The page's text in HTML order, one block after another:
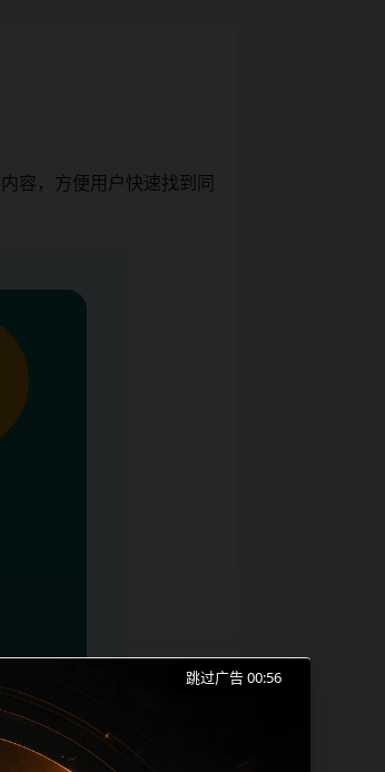
容，方便用户快速找到同
跳过广告 00:56